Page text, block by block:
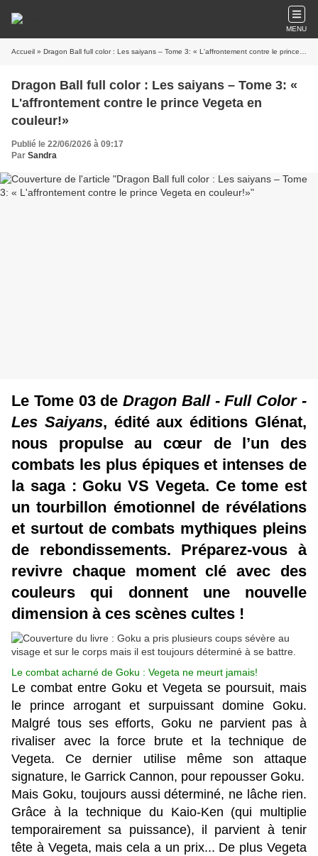
MENU
Accueil » Dragon Ball full color : Les saiyans – Tome 3: « L'affrontement contre le prince Vegeta en couleur!»
Dragon Ball full color : Les saiyans – Tome 3: «
L'affrontement contre le prince Vegeta en
couleur!»
Publié le 22/06/2026 à 09:17
Par Sandra
Le Tome 03 deDragon Ball - Full Color -
Les Saiyans, édité aux éditions Glénat,
nous propulse au cœur de l’un des
combats les plus épiques et intenses de
la saga : Goku VS Vegeta. Ce tome est
un tourbillon émotionnel de révélations
et surtout de combats mythiques pleins
de rebondissements. Préparez-vous à
revivre chaque moment clé avec des
couleurs qui donnent une nouvelle
dimension à ces scènes cultes !
Le combat acharné de Goku : Vegeta ne meurt jamais!
Le combat entre Goku et Vegeta se poursuit, mais
le prince arrogant et surpuissant domine Goku.
Malgré tous ses efforts, Goku ne parvient pas à
rivaliser avec la force brute et la technique de
Vegeta. Ce dernier utilise même son attaque
signature, le Garrick Cannon, pour repousser Goku.
Mais Goku, toujours aussi déterminé, ne lâche rien.
Grâce à la technique du Kaio-Ken (qui multiplie
temporairement sa puissance), il parvient à tenir
tête à Vegeta, mais cela a un prix... De plus Vegeta